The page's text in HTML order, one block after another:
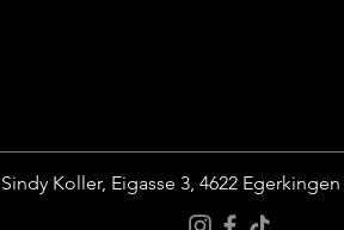
Koller, Eigasse 3, 4622 Egerkingen |